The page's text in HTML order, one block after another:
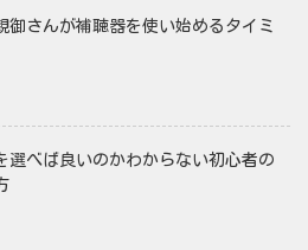
御さんが補聴器を使い始めるタイミ
選べば良いのかわからない初心者の